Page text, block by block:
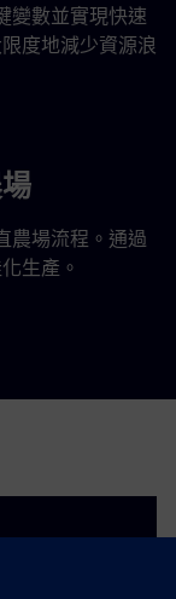
變數並實現快速
度地減少資源浪
農場流程。通過
生產。
最佳的切入